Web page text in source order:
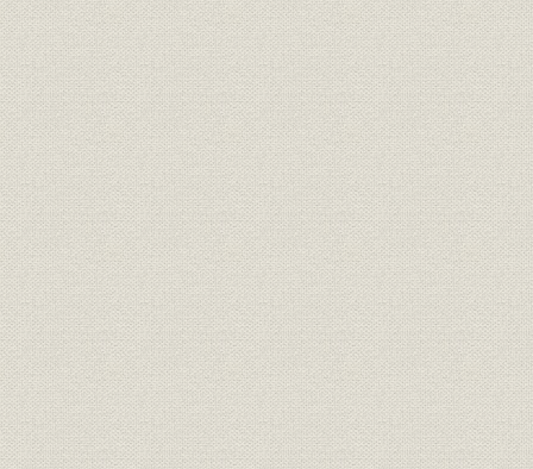
製品
ハイウェー・ライトH-30型(昭
和9年)、密閉型照明器(昭和8年)
昭和9年
(1933年)
製品
密閉型照明器具用の耐爆型開閉
器
昭和7年
製品
3000W用探照灯(昭和10年)、雲
高灯用照準儀(昭和11年)
昭和10年
(1936年)
製品
1000W用雲高灯 照準儀と一組に
して使用
昭和11年
製品
38年前に製造した前照灯に付い
ていた銘板(昭和40年8月)、38
年前の製品を新型前照灯に改修
したもの(昭和40年8月)、鉱山用
の耐爆前照灯(昭和5年)、満鉄向
け500W用前照灯(昭和8年)、満
鉄向け250W用前照灯(昭和5年)
昭和5年
(1965年)
製品
“一粒の麦”となったステップ・
レンズ
製品 飛行場照明設備(羽田空港)